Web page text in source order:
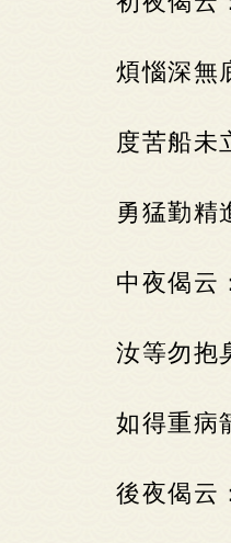
煩惱深無
度苦船未
勇猛勤精
中夜偈云
汝等勿抱
如得重病
後夜偈云